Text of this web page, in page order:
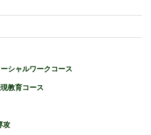
シャルワークコース
教育コース
攻